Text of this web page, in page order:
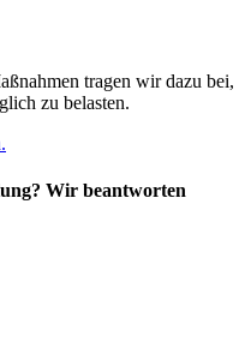
tragen wir dazu bei,
zu belasten.
Wir beantworten